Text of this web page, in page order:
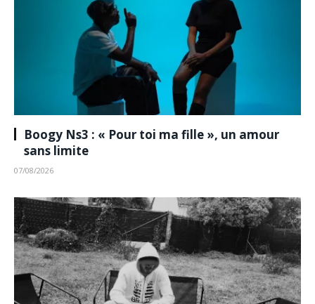
Boogy Ns3 : « Pour toi ma fille », un amour
sans limite
07/08/2026